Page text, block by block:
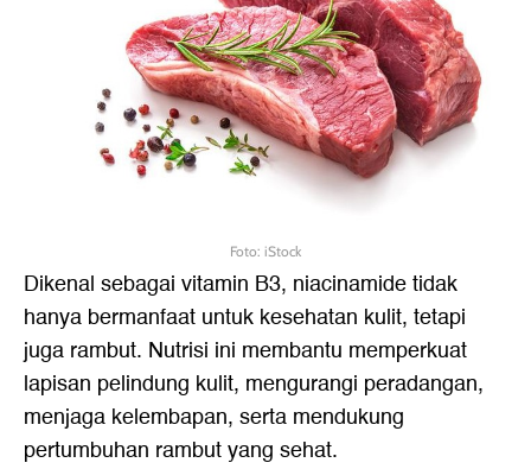
Foto: iStock
Dikenal sebagai vitamin B3, niacinamide tidak
hanya bermanfaat untuk kesehatan kulit, tetapi
juga rambut. Nutrisi ini membantu memperkuat
lapisan pelindung kulit, mengurangi peradangan,
menjaga kelembapan, serta mendukung
pertumbuhan rambut yang sehat.